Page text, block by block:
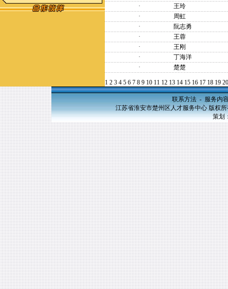
·
王玲
·
周虹
·
阮志勇
·
王蓉
·
王刚
·
丁海洋
·
楚楚
1 2 3 4 5 6 7 8 9 10 11 12 13 14 15 16 17 18 19 20
联系方法- 服务内
江苏省淮安市楚州区人才服务中心 版权
策划